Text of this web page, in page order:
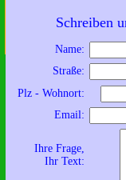
Wir sind für
Mo - Fr: 8 -
Sa: 8 -
und freuen
Ihren Besuch.
Schreiben
Name:
Straße:
Plz - Wohnort:
Email:
Ihre Frage,
Ihr Text:
Mit der Nutzung